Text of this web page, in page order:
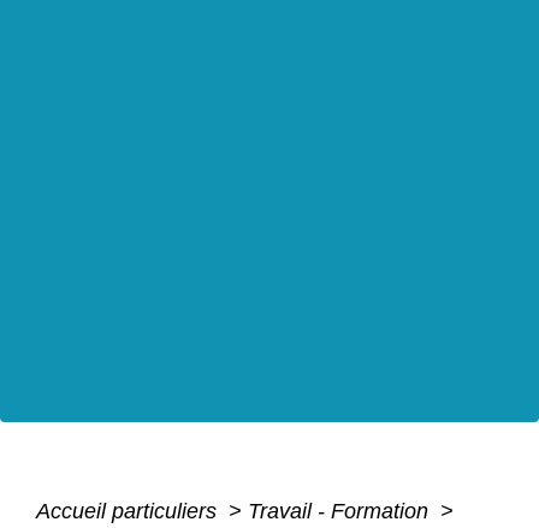
Accueil particuliers > Travail - Formation >